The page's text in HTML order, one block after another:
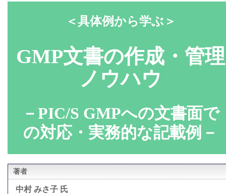
＜具体例から学ぶ＞
GMP文書の作成・管理
ノウハウ
－PIC/S GMPへの文書面で
の対応・実務的な記載例－
著者
中村 みさ子 氏